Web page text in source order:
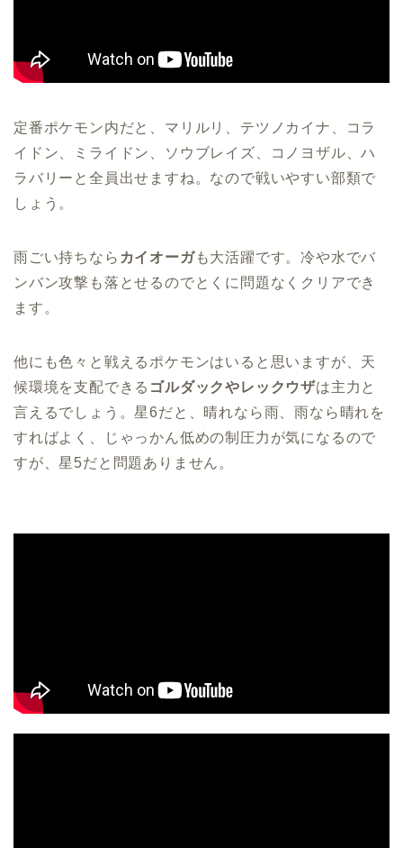
定番ポケモン内だと、マリルリ、テツノカイナ、コラ
イドン、ミライドン、ソウブレイズ、コノヨザル、ハ
ラバリーと全員出せますね。なので戦いやすい部類で
しょう。
雨ごい持ちなら カイオーガも大活躍です。冷や水でバ
ンバン攻撃も落とせるのでとくに問題なくクリアでき
ます。
他にも色々と戦えるポケモンはいると思いますが、天
候環境を支配できる ゴルダックやレックウザは主力と
言えるでしょう。星6だと、晴れなら雨、雨なら晴れを
すればよく、じゃっかん低めの制圧力が気になるので
すが、星5だと問題ありません。